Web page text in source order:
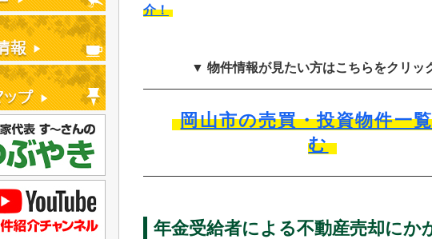
介！
▼ 物件情報が見たい方はこちらをクリッ
岡山市の売買・投資物件一
む
年金受給者による不動産売却にか